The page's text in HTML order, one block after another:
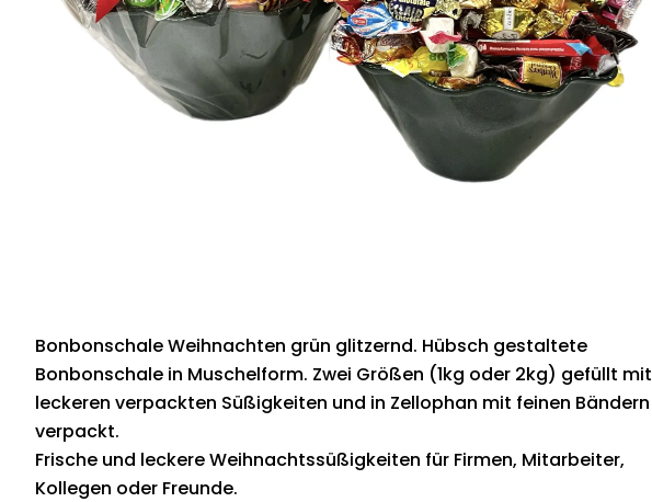
Bonbonschale Weihnachten grün glitzernd. Hübsch gestaltete
Bonbonschale in Muschelform. Zwei Größen (1kg oder 2kg) gefüllt mit
leckeren verpackten Süßigkeiten und in Zellophan mit feinen Bändern
verpackt.
Frische und leckere Weihnachtssüßigkeiten für Firmen, Mitarbeiter,
Kollegen oder Freunde.